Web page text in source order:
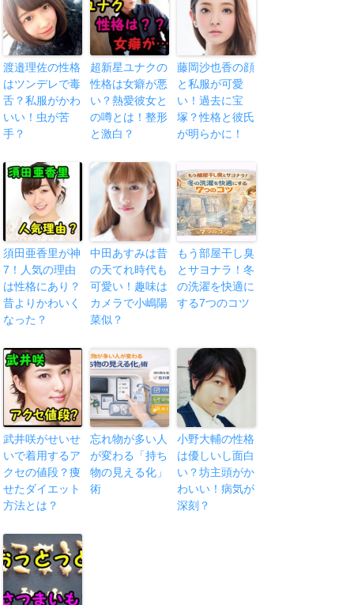
渡邉理佐の性格
はツンデレで毒
舌？私服がかわ
いい！虫が苦
手？
超新星ユナクの
性格は女癖が悪
い？熱愛彼女と
の噂とは！整形
と激白？
藤岡沙也香の顔
と私服が可愛
い！過去に宝
塚？性格と彼氏
が明らかに！
須田亜香里が神
7！人気の理由
は性格にあり？
昔よりかわいく
なった？
中田あすみは昔
の天てれ時代も
可愛い！趣味は
カメラで小嶋陽
菜似？
もう部屋干し臭
とサヨナラ！冬
の洗濯を快適に
する7つのコツ
武井咲がせいせ
いで着用するア
クセの値段？痩
せたダイエット
方法とは？
忘れ物が多い人
が変わる「持ち
物の見える化」
術
小野大輔の性格
は優しいし面白
い？坊主頭がか
わいい！病気が
深刻？